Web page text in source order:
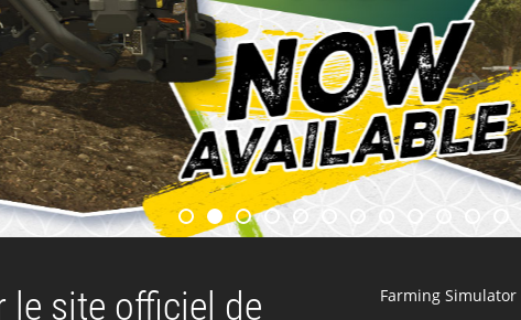
le site officiel de
Farming